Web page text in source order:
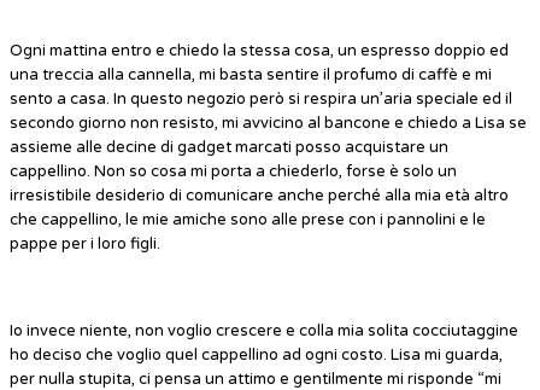
Ogni mattina entro e chiedo la stessa cosa, un espresso doppio ed
una treccia alla cannella, mi basta sentire il profumo di caffè e mi
sento a casa. In questo negozio però si respira un’aria speciale ed il
secondo giorno non resisto, mi avvicino al bancone e chiedo a Lisa se
assieme alle decine di gadget marcati posso acquistare un
cappellino. Non so cosa mi porta a chiederlo, forse è solo un
irresistibile desiderio di comunicare anche perché alla mia età altro
che cappellino, le mie amiche sono alle prese con i pannolini e le
pappe per i loro figli.
Io invece niente, non voglio crescere e colla mia solita cocciutaggine
ho deciso che voglio quel cappellino ad ogni costo. Lisa mi guarda,
per nulla stupita, ci pensa un attimo e gentilmente mi risponde “mi